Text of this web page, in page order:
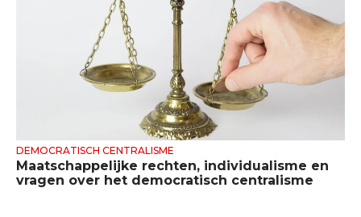
DEMOCRATISCH CENTRALISME
Maatschappelijke rechten, individualisme en
vragen over het democratisch centralisme